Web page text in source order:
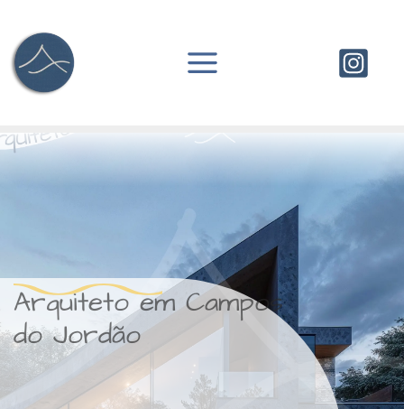
para
conteúdo
Arquiteto em Campos
do Jordão